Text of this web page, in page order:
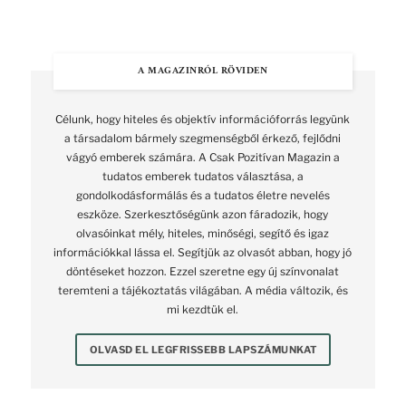
A MAGAZINRÓL RÖVIDEN
Célunk, hogy hiteles és objektív információforrás legyünk
a társadalom bármely szegmenségből érkező, fejlődni
vágyó emberek számára. A Csak Pozitívan Magazin a
tudatos emberek tudatos választása, a
gondolkodásformálás és a tudatos életre nevelés
eszköze. Szerkesztőségünk azon fáradozik, hogy
olvasóinkat mély, hiteles, minőségi, segítő és igaz
információkkal lássa el. Segítjük az olvasót abban, hogy jó
döntéseket hozzon. Ezzel szeretne egy új színvonalat
teremteni a tájékoztatás világában. A média változik, és
mi kezdtük el.
OLVASD EL LEGFRISSEBB LAPSZÁMUNKAT